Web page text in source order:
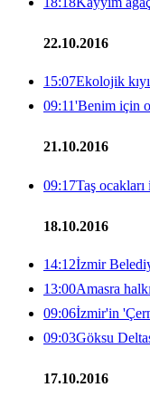
22.10.2016
15:07Ekolojik
09:11'Benim için
21.10.2016
09:17Taş
18.10.2016
14:12İzmir
13:00Amasra
09:06İzmir'in
09:03Göksu
17.10.2016